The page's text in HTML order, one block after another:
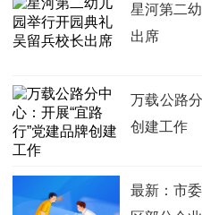
星河第二
出席
万载公路
创建工作
最新：市